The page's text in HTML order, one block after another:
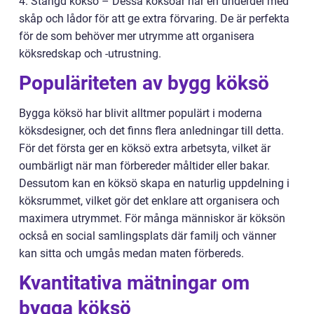
skåp och lådor för att ge extra förvaring. De är perfekta
för de som behöver mer utrymme att organisera
köksredskap och -utrustning.
Populäriteten av bygg köksö
Bygga köksö har blivit alltmer populärt i moderna
köksdesigner, och det finns flera anledningar till detta.
För det första ger en köksö extra arbetsyta, vilket är
oumbärligt när man förbereder måltider eller bakar.
Dessutom kan en köksö skapa en naturlig uppdelning i
köksrummet, vilket gör det enklare att organisera och
maximera utrymmet. För många människor är köksön
också en social samlingsplats där familj och vänner
kan sitta och umgås medan maten förbereds.
Kvantitativa mätningar om
bygga köksö